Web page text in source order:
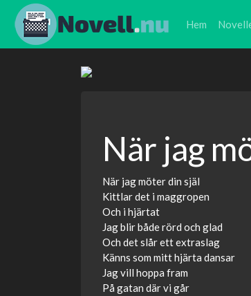
Hem
När jag
När jag möter din själ
Kittlar det i maggropen
Och i hjärtat
Jag blir både rörd och glad
Och det slår ett extraslag
Känns som mitt hjärta dansar
Jag vill hoppa fram
På gatan där vi går